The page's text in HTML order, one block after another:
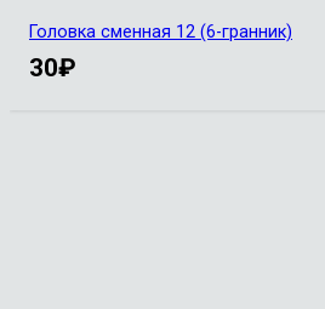
Головка сменная 12 (6-гранник)
30₽